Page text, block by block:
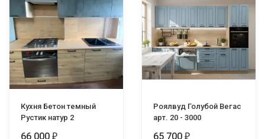
Кухня Бетон темный
Рустик натур 2
66 000 ₽
Роялвуд Голубой Вегас
арт. 20 - 3000
65 700 ₽